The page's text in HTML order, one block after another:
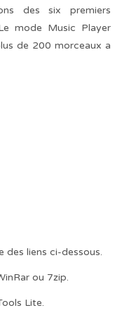
des six premiers
mode Music Player
de 200 morceaux a
des liens ci-dessous.
ou 7zip.
Lite.